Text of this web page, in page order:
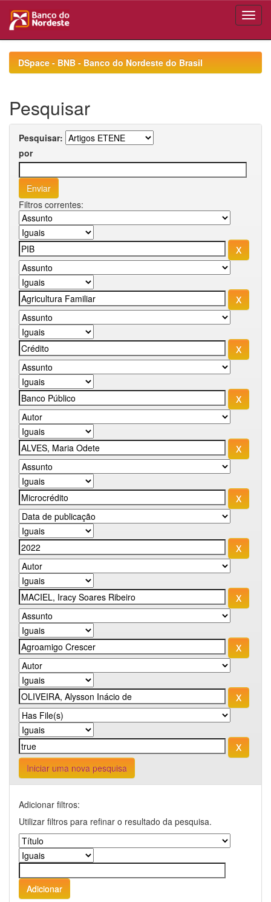
navigationDSpace - BNB - Banco do Nordeste do Brasil
Pesquisar
Pesquisar:
por
Filtros correntes:
Iniciar uma nova pesquisa
Adicionar filtros:
Utilizar filtros para refinar o resultado da pesquisa.